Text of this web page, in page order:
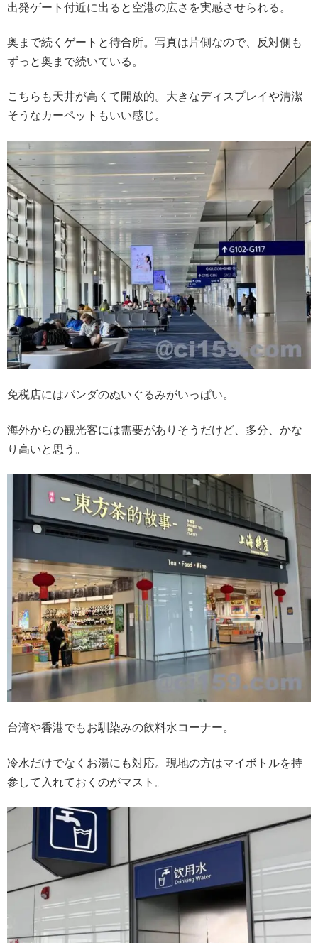
出発ゲート付近に出ると空港の広さを実感させられる。
奥まで続くゲートと待合所。写真は片側なので、反対側も
ずっと奥まで続いている。
こちらも天井が高くて開放的。大きなディスプレイや清潔
そうなカーペットもいい感じ。
免税店にはパンダのぬいぐるみがいっぱい。
海外からの観光客には需要がありそうだけど、多分、かな
り高いと思う。
台湾や香港でもお馴染みの飲料水コーナー。
冷水だけでなくお湯にも対応。現地の方はマイボトルを持
参して入れておくのがマスト。